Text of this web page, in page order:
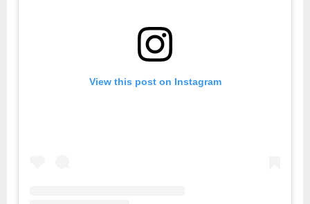
View this post on Instagram